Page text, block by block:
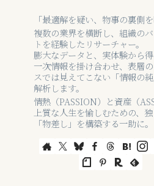
「最適解を疑い、物事の裏側を
複数の業界を横断し、組織の
トを経験したリサーチャー。
膨大なデータと、実体験から
一次情報を掛け合わせ、表層
スでは見えてこない「情報の
解析します。
情熱（PASSION）と資産（
上質な人生を愉しむための、
「物差し」を構築する一助に。